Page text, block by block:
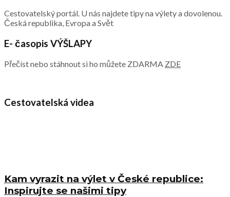
Cestovatelský portál. U nás najdete tipy na výlety a dovolenou.
Česká republika, Evropa a Svět
E- časopis VÝŠLAPY
Přečíst nebo stáhnout si ho můžete ZDARMA ZDE
Cestovatelská videa
Kam vyrazit na výlet v České republice:
Inspirujte se našimi tipy